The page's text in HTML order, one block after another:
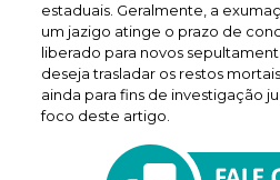
estaduais. Geralmente, a
um jazigo atinge o prazo de
liberado para novos
deseja trasladar os restos
ainda para fins de investigação
foco deste artigo.